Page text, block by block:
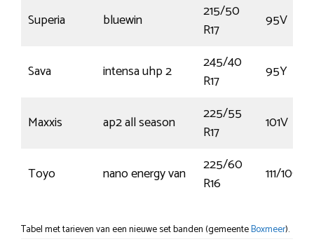
Superia bluewin
215/50
R17
95V
Sava intensa uhp 2
245/40
R17
95Y
Maxxis ap2 all season
225/55
R17
101V
Toyo nano energy van
225/60
R16
111/109T
Tabel met tarieven van een nieuwe set banden (gemeenteBoxmeer).